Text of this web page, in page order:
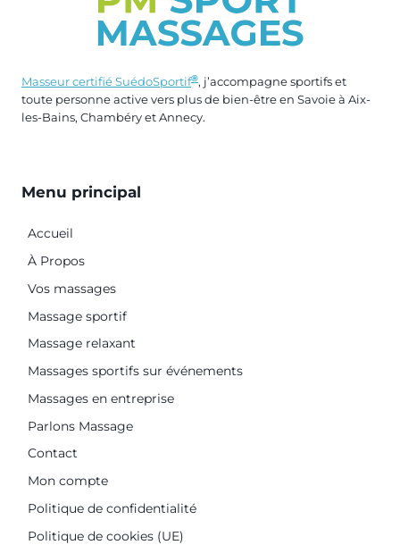
Masseur certifié SuédoSportif®, j’accompagne sportifs et
toute personne active vers plus de bien-être en Savoie à Aix-
les-Bains, Chambéry et Annecy.
Menu principal
Accueil
À Propos
Vos massages
Massage sportif
Massage relaxant
Massages sportifs sur événements
Massages en entreprise
Parlons Massage
Contact
Mon compte
Politique de confidentialité
Politique de cookies (UE)